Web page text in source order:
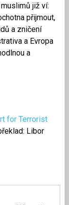
již ví:
přijmout,
a zničení
a Evropa
a
for Terrorist
Libor